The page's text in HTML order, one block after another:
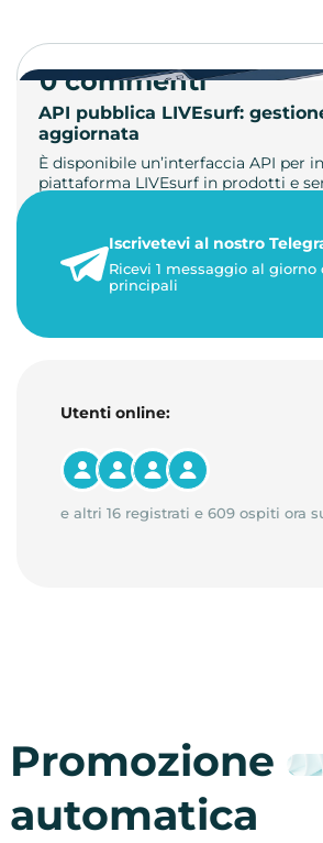
API pubblica LIVEsurf:
aggiornata
È disponibile un’interfaccia API per
piattaforma LIVEsurf in prodotti e
23 maggio 2026
1 minuto di lettura
0 commenti
Iscrivetevi al nostro
Ricevi 1 messaggio al
principali
Utenti online:
e altri 16 registrati e 609 ospiti ora
Promozione
automatica